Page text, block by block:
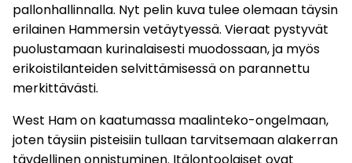
pallonhallinnalla. Nyt pelin kuva tulee olemaan täysin
erilainen Hammersin vetäytyessä. Vieraat pystyvät
puolustamaan kurinalaisesti muodossaan, ja myös
erikoistilanteiden selvittämisessä on parannettu
merkittävästi.
West Ham on kaatumassa maalinteko-ongelmaan,
joten täysiin pisteisiin tullaan tarvitsemaan alakerran